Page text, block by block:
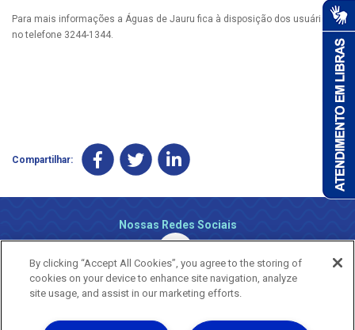
Para mais informações a Águas de Jauru fica à disposição dos usuários
no telefone 3244-1344.
Compartilhar:
Nossas Redes Sociais
By clicking “Accept All Cookies”, you agree to the storing of
cookies on your device to enhance site navigation, analyze
site usage, and assist in our marketing efforts.